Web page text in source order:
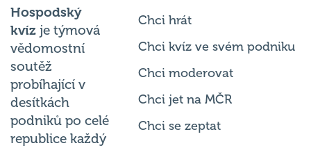
Hospodský
kvíz je týmová
vědomostní
soutěž
probíhající v
desítkách
podniků po celé
republice každý
Chci hrát
Chci kvíz ve svém podniku
Chci moderovat
Chci jet na MČR
Chci se zeptat